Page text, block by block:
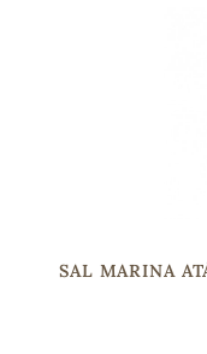
SAL MARINA